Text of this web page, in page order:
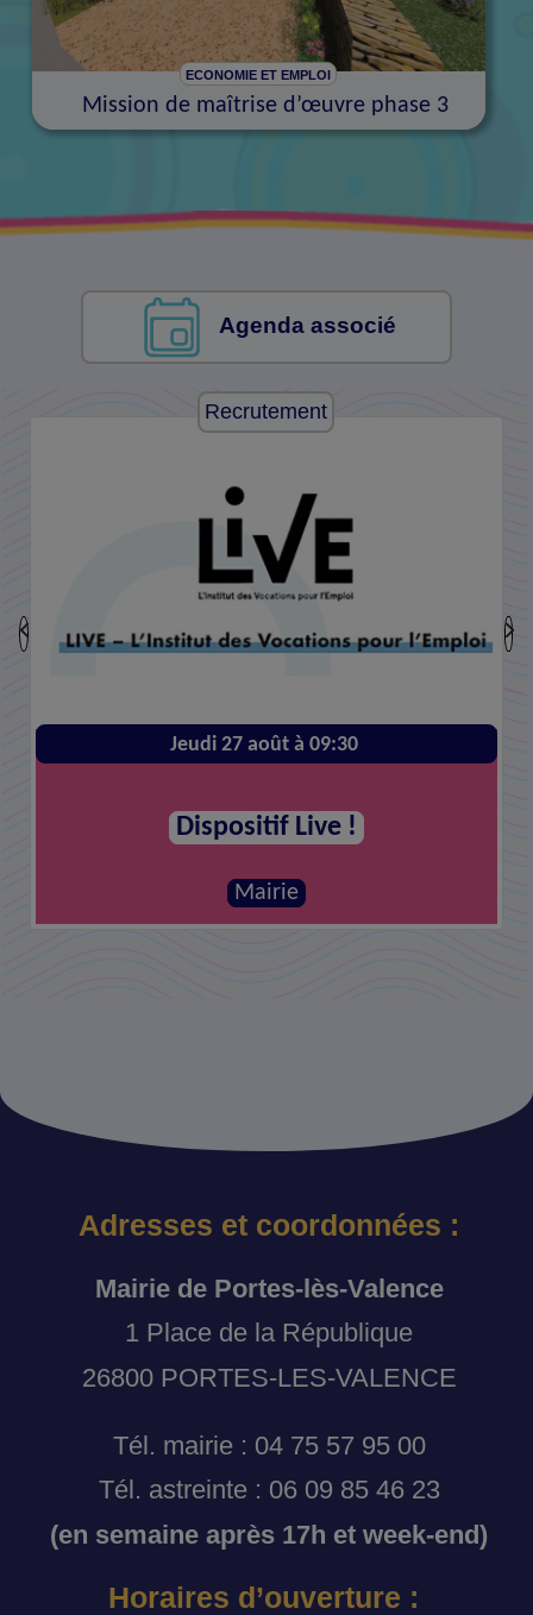
ECONOMIE ET EMPLOI
Mission de maîtrise d’œuvre phase 3
Agenda associé
Recrutement
Jeudi 27 août à 09:30
Dispositif Live !
Mairie
Adresses et coordonnées :
Mairie de Portes-lès-Valence
1 Place de la République
26800 PORTES-LES-VALENCE
Tél. mairie : 04 75 57 95 00
Tél. astreinte : 06 09 85 46 23
(en semaine après 17h et week-end)
Horaires d’ouverture :